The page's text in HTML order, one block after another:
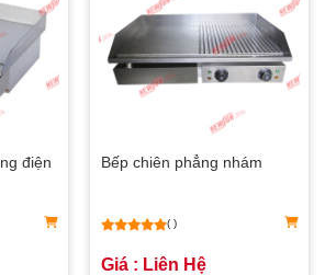
điện
Bếp chiên phẳng nhám
( )
Giá : Liên Hệ